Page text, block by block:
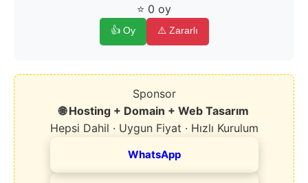
⭐ 0 oy
👍 Oy ⚠️ Zararlı
Sponsor
🌐 Hosting + Domain + Web Tasarım
Hepsi Dahil · Uygun Fiyat · Hızlı Kurulum
WhatsApp